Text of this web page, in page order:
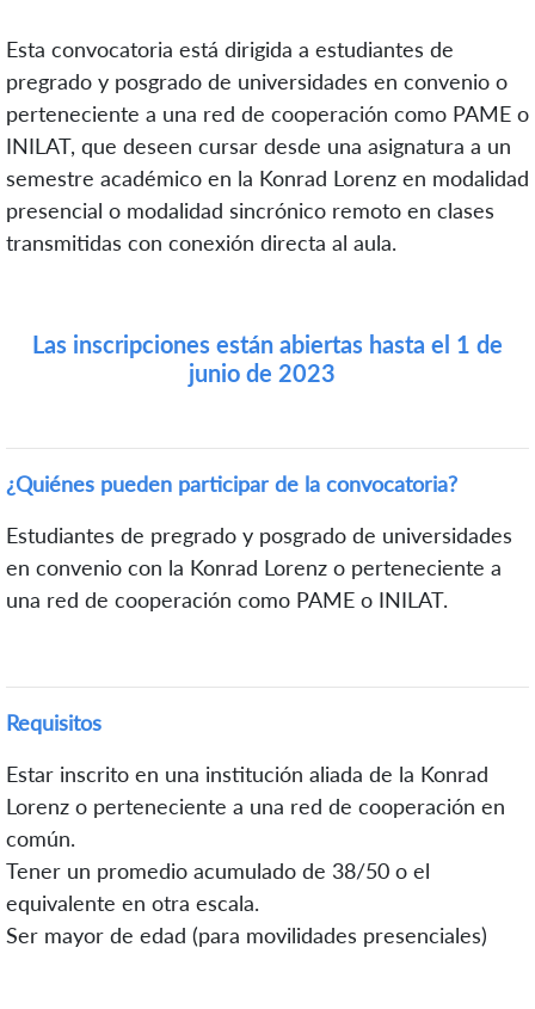
Esta convocatoria está dirigida a estudiantes de
pregrado y posgrado de universidades en convenio o
perteneciente a una red de cooperación como PAME o
INILAT, que deseen cursar desde una asignatura a un
semestre académico en la Konrad Lorenz en modalidad
presencial o modalidad sincrónico remoto en clases
transmitidas con conexión directa al aula.
Las inscripciones están abiertas hasta el 1 de
junio de 2023
¿Quiénes pueden participar de la convocatoria?
Estudiantes de pregrado y posgrado de universidades
en convenio con la Konrad Lorenz o perteneciente a
una red de cooperación como PAME o INILAT.
Requisitos
Estar inscrito en una institución aliada de la Konrad
Lorenz o perteneciente a una red de cooperación en
común.
Tener un promedio acumulado de 38/50 o el
equivalente en otra escala.
Ser mayor de edad (para movilidades presenciales)